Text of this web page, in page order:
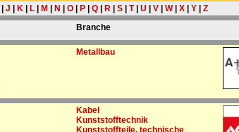
J K| L| M N O| P| Q| R| S| T| U V| W| X| Y| Z
Branche
Metallbau
Kabel
Kunststofftechnik
Kunststoffteile, technische